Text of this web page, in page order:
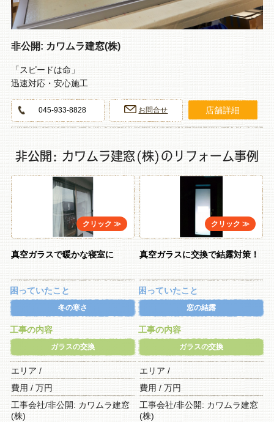
非公開: カワムラ建窓(株)
「スピードは命」
迅速対応・安心施工
045-933-8828 お問合せ 店舗詳細
非公開: カワムラ建窓(株)のリフォーム事例
真空ガラスで暖かな寝室に
困っていたこと
冬の寒さ
工事の内容
ガラスの交換
エリア /
費用 / 万円
工事会社/非公開: カワムラ建窓
(株)
真空ガラスに交換で結露対策！
困っていたこと
窓の結露
工事の内容
ガラスの交換
エリア /
費用 / 万円
工事会社/非公開: カワムラ建窓
(株)